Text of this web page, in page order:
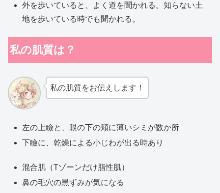
外を歩いていると、よく道を聞かれる。知らない土
地を歩いている時でも聞かれる。
私の肌質は？
私の肌質をお伝えします！
左の上瞼と、眼の下の頬に薄いシミが数か所
下瞼に、乾燥による小じわが出る時あり
混合肌（Tゾーンだけ脂性肌）
鼻の毛穴の黒ずみが気になる